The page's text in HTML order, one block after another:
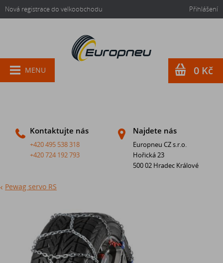
Nová registrace do velkoobchodu Přihlášení
Kontaktujte nás
+420 495 538 318
+420 724 192 793
Najdete nás
Europneu CZ s.r.o.
Hořická 23
500 02 Hradec Králové
MENU 0 Kč
Pewag servo RS